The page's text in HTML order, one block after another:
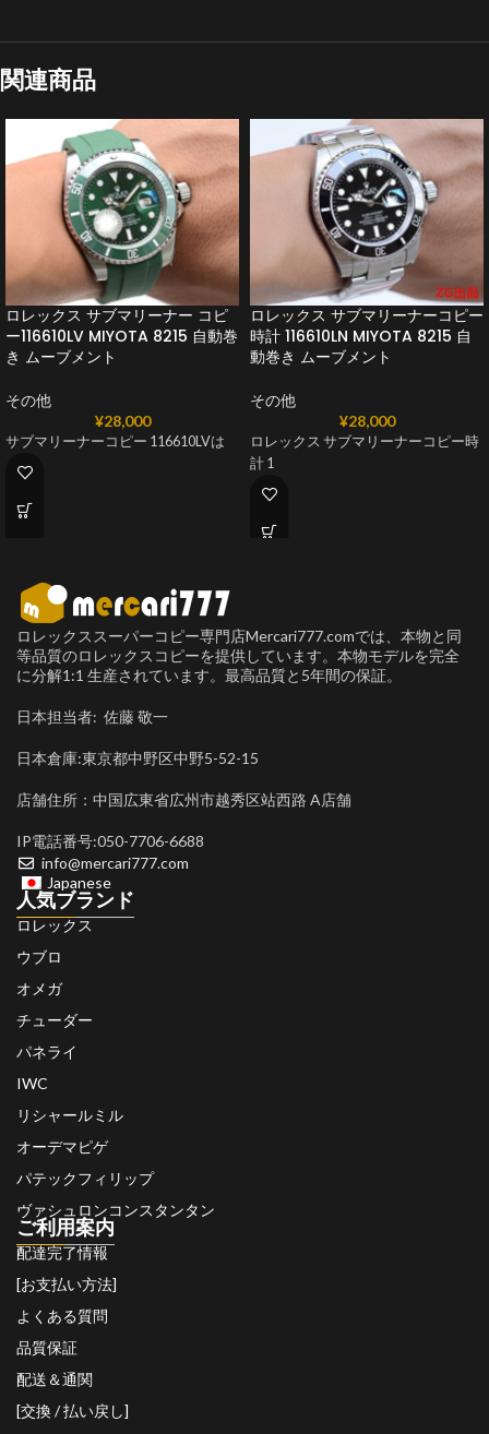
関連商品
ロレックス サブマリーナー コピ
ー116610LV MIYOTA 8215 自動巻
き ムーブメント
その他
¥28,000
サブマリーナーコピー 116610LVは
ロレックス サブマリーナーコピー
時計 116610LN MIYOTA 8215 自
動巻き ムーブメント
その他
¥28,000
ロレックス サブマリーナーコピー時
計 1
ロレックススーパーコピー専門店Mercari777.comでは、本物と同
等品質のロレックスコピーを提供しています。本物モデルを完全
に分解1:1 生産されています。最高品質と5年間の保証。
日本担当者: 佐藤 敬一
日本倉庫:東京都中野区中野5-52-15
店舗住所：中国広東省広州市越秀区站西路 A店舗
IP電話番号:050-7706-6688
info@mercari777.com
Japanese
人気ブランド
ロレックス
ウブロ
オメガ
チューダー
パネライ
IWC
リシャールミル
オーデマピゲ
パテックフィリップ
ヴァシュロンコンスタンタン
ご利用案内
配達完了情報
[お支払い方法]
よくある質問
品質保証
配送＆通関
[交換 / 払い戻し]